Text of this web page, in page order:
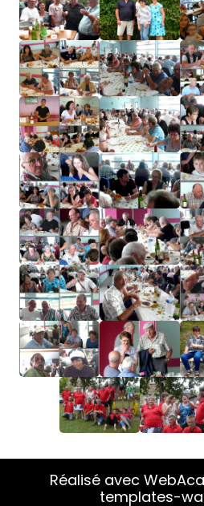
Réalisé avec
templates-